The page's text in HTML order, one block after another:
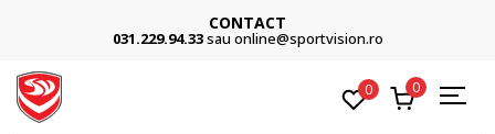
Cumpără acum, plateste mai târziu
3 rate fără dobândă fără card de credit cu Klarna
0 0